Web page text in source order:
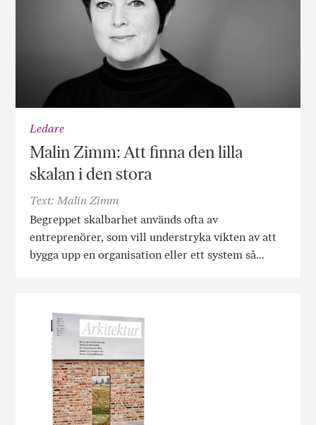
Ledare
Malin Zimm: Att finna den lilla
skalan i den stora
Text: Malin Zimm
Begreppet skalbarhet används ofta av
entreprenörer, som vill understryka vikten av att
bygga upp en organisation eller ett system så…